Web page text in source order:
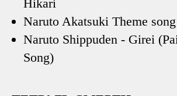
Hikari
Naruto Akatsuki Theme song
Naruto Shippuden - Girei
Song)